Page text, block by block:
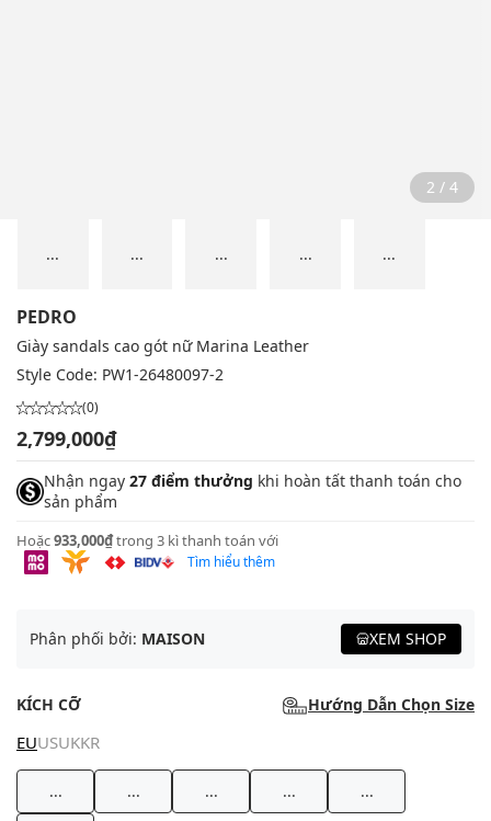
2 / 4
... ... ... ... ...
PEDRO
Giày sandals cao gót nữ Marina Leather
Style Code: PW1-26480097-2
(0)
2,799,000₫
Nhận ngay 27 điểm thưởng khi hoàn tất thanh toán cho
sản phẩm
Hoặc933,000₫trong 3 kì thanh toán với
Tìm hiểu thêm
Phân phối bởi: MAISON XEM SHOP
KÍCH CỠ Hướng Dẫn Chọn Size
EUUSUKKR
... ... ... ... ...